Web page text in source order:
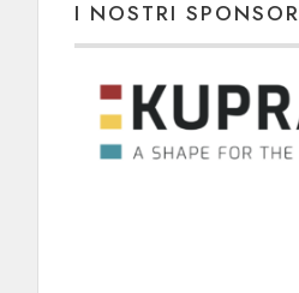
I NOSTRI SPONSOR